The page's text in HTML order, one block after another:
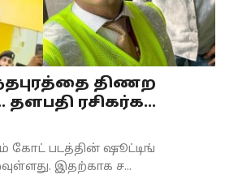
திணற
ரசிகர்க...
கோட் படத்தின் ஷூட்டிங்
இதற்காக ச...